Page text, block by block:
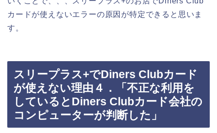
カードが使えないエラーの原因が特定できると思いま
す。
スリープラス+でDiners Clubカード
が使えない理由４．「不正な利用を
しているとDiners Clubカード会社の
コンピューターが判断した」